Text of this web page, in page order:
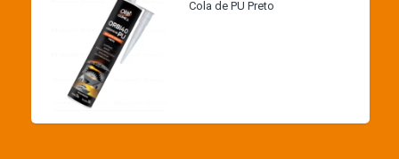
Cola de PU Preto